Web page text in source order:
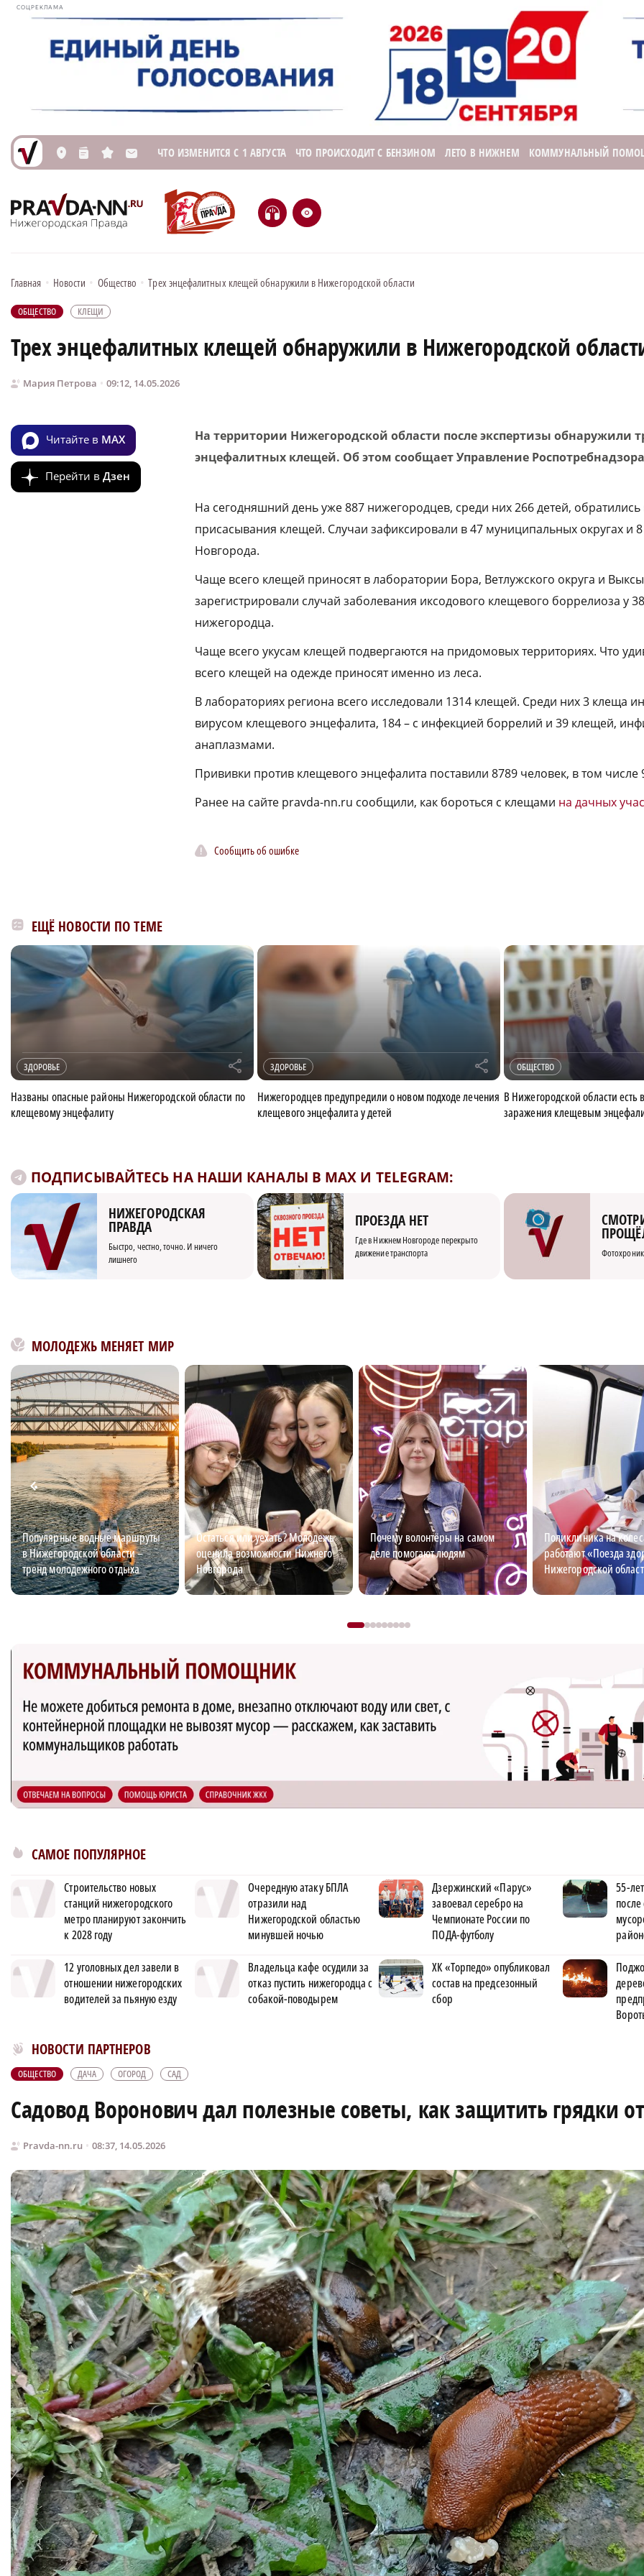
СОЦРЕКЛАМА
L n s M ЧТО ИЗМЕНИТСЯ С 1 АВГУСТА ЧТО ПРОИСХОДИТ С БЕНЗИНОМ ЛЕТО В НИЖНЕМ КОММУНАЛЬНЫЙ
H e
Главная • Новости • Общество • Трех энцефалитных клещей обнаружили в Нижегородской области
ОБЩЕСТВО КЛЕЩИ
Трех энцефалитных клещей обнаружили в Нижегородской
Мария Петрова 09:12, 14.05.2026
Читайте в MAX
Перейти в Дзен
На территории Нижегородской области после экспертизы обнаружили
энцефалитных клещей. Об этом сообщает Управление
На сегодняшний день уже 887 нижегородцев, среди них 266 детей, обратились
присасывания клещей. Случаи зафиксировали в 47 муниципальных округах и
Новгорода.
Чаще всего клещей приносят в лаборатории Бора, Ветлужского округа и
зарегистрировали случай заболевания иксодового клещевого боррелиоза у
нижегородца.
Чаще всего укусам клещей подвергаются на придомовых территориях. Что
всего клещей на одежде приносят именно из леса.
В лабораториях региона всего исследовали 1314 клещей. Среди них 3 клеща
вирусом клещевого энцефалита, 184 – с инфекцией боррелий и 39 клещей,
анаплазмами.
Прививки против клещевого энцефалита поставили 8789 человек, в том числе
Ранее на сайте pravda-nn.ru сообщили, как бороться с клещами на дачных
Сообщить об ошибке
ЕЩЁ НОВОСТИ ПО ТЕМЕ
ЗДОРОВЬЕ r
Названы опасные районы Нижегородской области по
клещевому энцефалиту
ЗДОРОВЬЕ r
Нижегородцев предупредили о новом подходе лечения
клещевого энцефалита у детей
ОБЩЕСТВО
В Нижегородской области
заражения клещевым
ПОДПИСЫВАЙТЕСЬ НА НАШИ КАНАЛЫ В MAX И TELEGRAM:
НИЖЕГОРОДСКАЯ
ПРАВДА
Быстро, честно, точно. И ничего
лишнего
ПРОЕЗДА НЕТ
Где в Нижнем Новгороде перекрыто
движение транспорта
МОЛОДЕЖЬ МЕНЯЕТ МИР
Популярные водные маршруты
в Нижегородской области –
тренд молодежного отдыха
Остаться или уехать? Молодежь
оценила возможности Нижнего
Новгорода
Почему волонтёры на самом
деле помогают людям
Поликлиника на
работают «Поезда
Нижегородской
САМОЕ ПОПУЛЯРНОЕ
Строительство новых
станций нижегородского
метро планируют закончить
к 2028 году
Очередную атаку БПЛА
отразили над
Нижегородской областью
минувшей ночью
Дзержинский «Парус»
завоевал серебро на
Чемпионате России по
ПОДА-футболу
55-
12 уголовных дел завели в
отношении нижегородских
водителей за пьяную езду
Владельца кафе осудили за
отказ пустить нижегородца с
собакой-поводырем
ХК «Торпедо» опубликовал
состав на предсезонный
сбор
НОВОСТИ ПАРТНЕРОВ
Новости МирТесен
ОБЩЕСТВО ДАЧА ОГОРОД САД
Садовод Воронович дал полезные советы, как защитить грядки
Pravda-nn.ru 08:37, 14.05.2026